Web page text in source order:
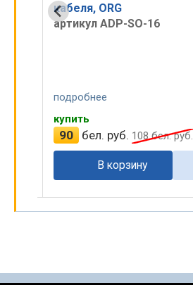
сетевого кабеля, ORG
артикул ADP-SO-08
подробнее
оставить заявку
90 бел. руб. 108бел. руб.
оставить заявку